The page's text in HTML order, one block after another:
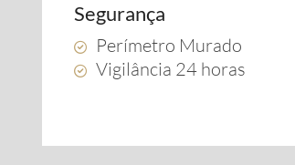
Segurança
Perímetro Murado
Vigilância 24 horas